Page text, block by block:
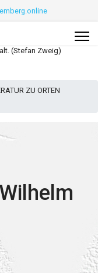
(Stefan Zweig)
ZU ORTEN